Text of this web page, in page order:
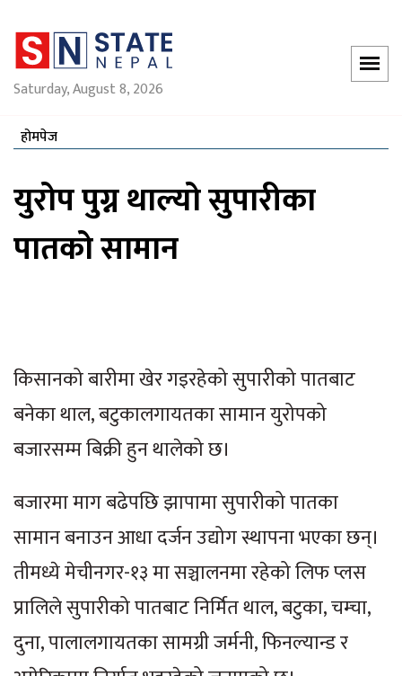
Saturday, August 8, 2026
होमपेज
युरोप पुग्न थाल्यो सुपारीका
पातको सामान
किसानको बारीमा खेर गइरहेको सुपारीको पातबाट
बनेका थाल, बटुकालगायतका सामान युरोपको
बजारसम्म बिक्री हुन थालेको छ।
बजारमा माग बढेपछि झापामा सुपारीको पातका
सामान बनाउन आधा दर्जन उद्योग स्थापना भएका छन्।
तीमध्ये मेचीनगर-१३ मा सञ्चालनमा रहेको लिफ प्लस
प्रालिले सुपारीको पातबाट निर्मित थाल, बटुका, चम्चा,
दुना, पालालगायतका सामग्री जर्मनी, फिनल्यान्ड र